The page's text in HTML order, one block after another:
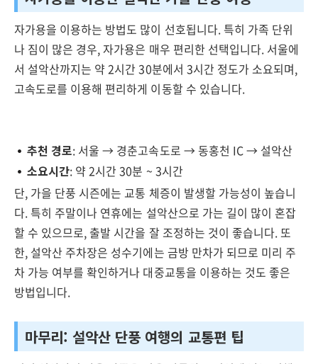
자가용을 이용하는 방법도 많이 선호됩니다. 특히 가족 단위
나 짐이 많은 경우, 자가용은 매우 편리한 선택입니다. 서울에
서 설악산까지는 약 2시간 30분에서 3시간 정도가 소요되며,
고속도로를 이용해 편리하게 이동할 수 있습니다.
추천 경로: 서울 → 경춘고속도로 → 동홍천 IC → 설악산
소요시간: 약 2시간 30분 ~ 3시간
단, 가을 단풍 시즌에는 교통 체증이 발생할 가능성이 높습니
다. 특히 주말이나 연휴에는 설악산으로 가는 길이 많이 혼잡
할 수 있으므로, 출발 시간을 잘 조정하는 것이 좋습니다. 또
한, 설악산 주차장은 성수기에는 금방 만차가 되므로 미리 주
차 가능 여부를 확인하거나 대중교통을 이용하는 것도 좋은
방법입니다.
마무리: 설악산 단풍 여행의 교통편 팁